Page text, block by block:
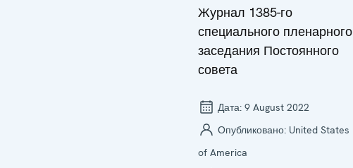
Журнал 1385-го
специального пленарного
заседания Постоянного
совета
Дата: 9 August 2022
Опубликовано: United States
of America